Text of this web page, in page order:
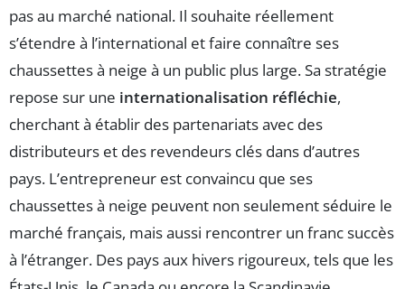
pas au marché national. Il souhaite réellement
s’étendre à l’international et faire connaître ses
chaussettes à neige à un public plus large. Sa stratégie
repose sur une internationalisation réfléchie,
cherchant à établir des partenariats avec des
distributeurs et des revendeurs clés dans d’autres
pays. L’entrepreneur est convaincu que ses
chaussettes à neige peuvent non seulement séduire le
marché français, mais aussi rencontrer un franc succès
à l’étranger. Des pays aux hivers rigoureux, tels que les